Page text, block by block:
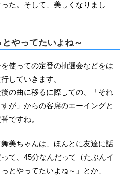
やってたいよね～
していきます。
の曲に移るに際しての、「それ
が」からの客席のエーイングと
ですね。
て、45分なんだって（たぶんイ
とやってたいよね～」とか、